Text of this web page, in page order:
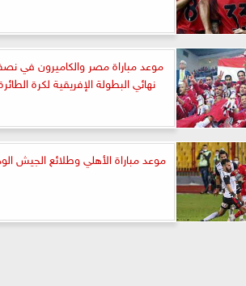
موعد مباراة مصر والكاميرون في
نهائي البطولة الإفريقية لكرة
موعد مباراة الأهلي وطلائع الجيش